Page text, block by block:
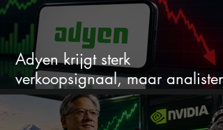
Adyen krijgt sterk
verkoopsignaal, maar analisten
zien juist een koopkans